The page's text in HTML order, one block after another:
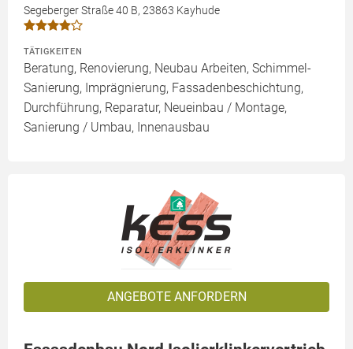
Segeberger Straße 40 B, 23863 Kayhude
TÄTIGKEITEN
Beratung, Renovierung, Neubau Arbeiten, Schimmel-
Sanierung, Imprägnierung, Fassadenbeschichtung,
Durchführung, Reparatur, Neueinbau / Montage,
Sanierung / Umbau, Innenausbau
ANGEBOTE ANFORDERN